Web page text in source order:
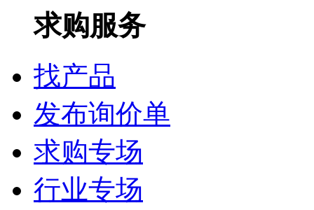
求购服务
找产品
发布询价单
求购专场
行业专场